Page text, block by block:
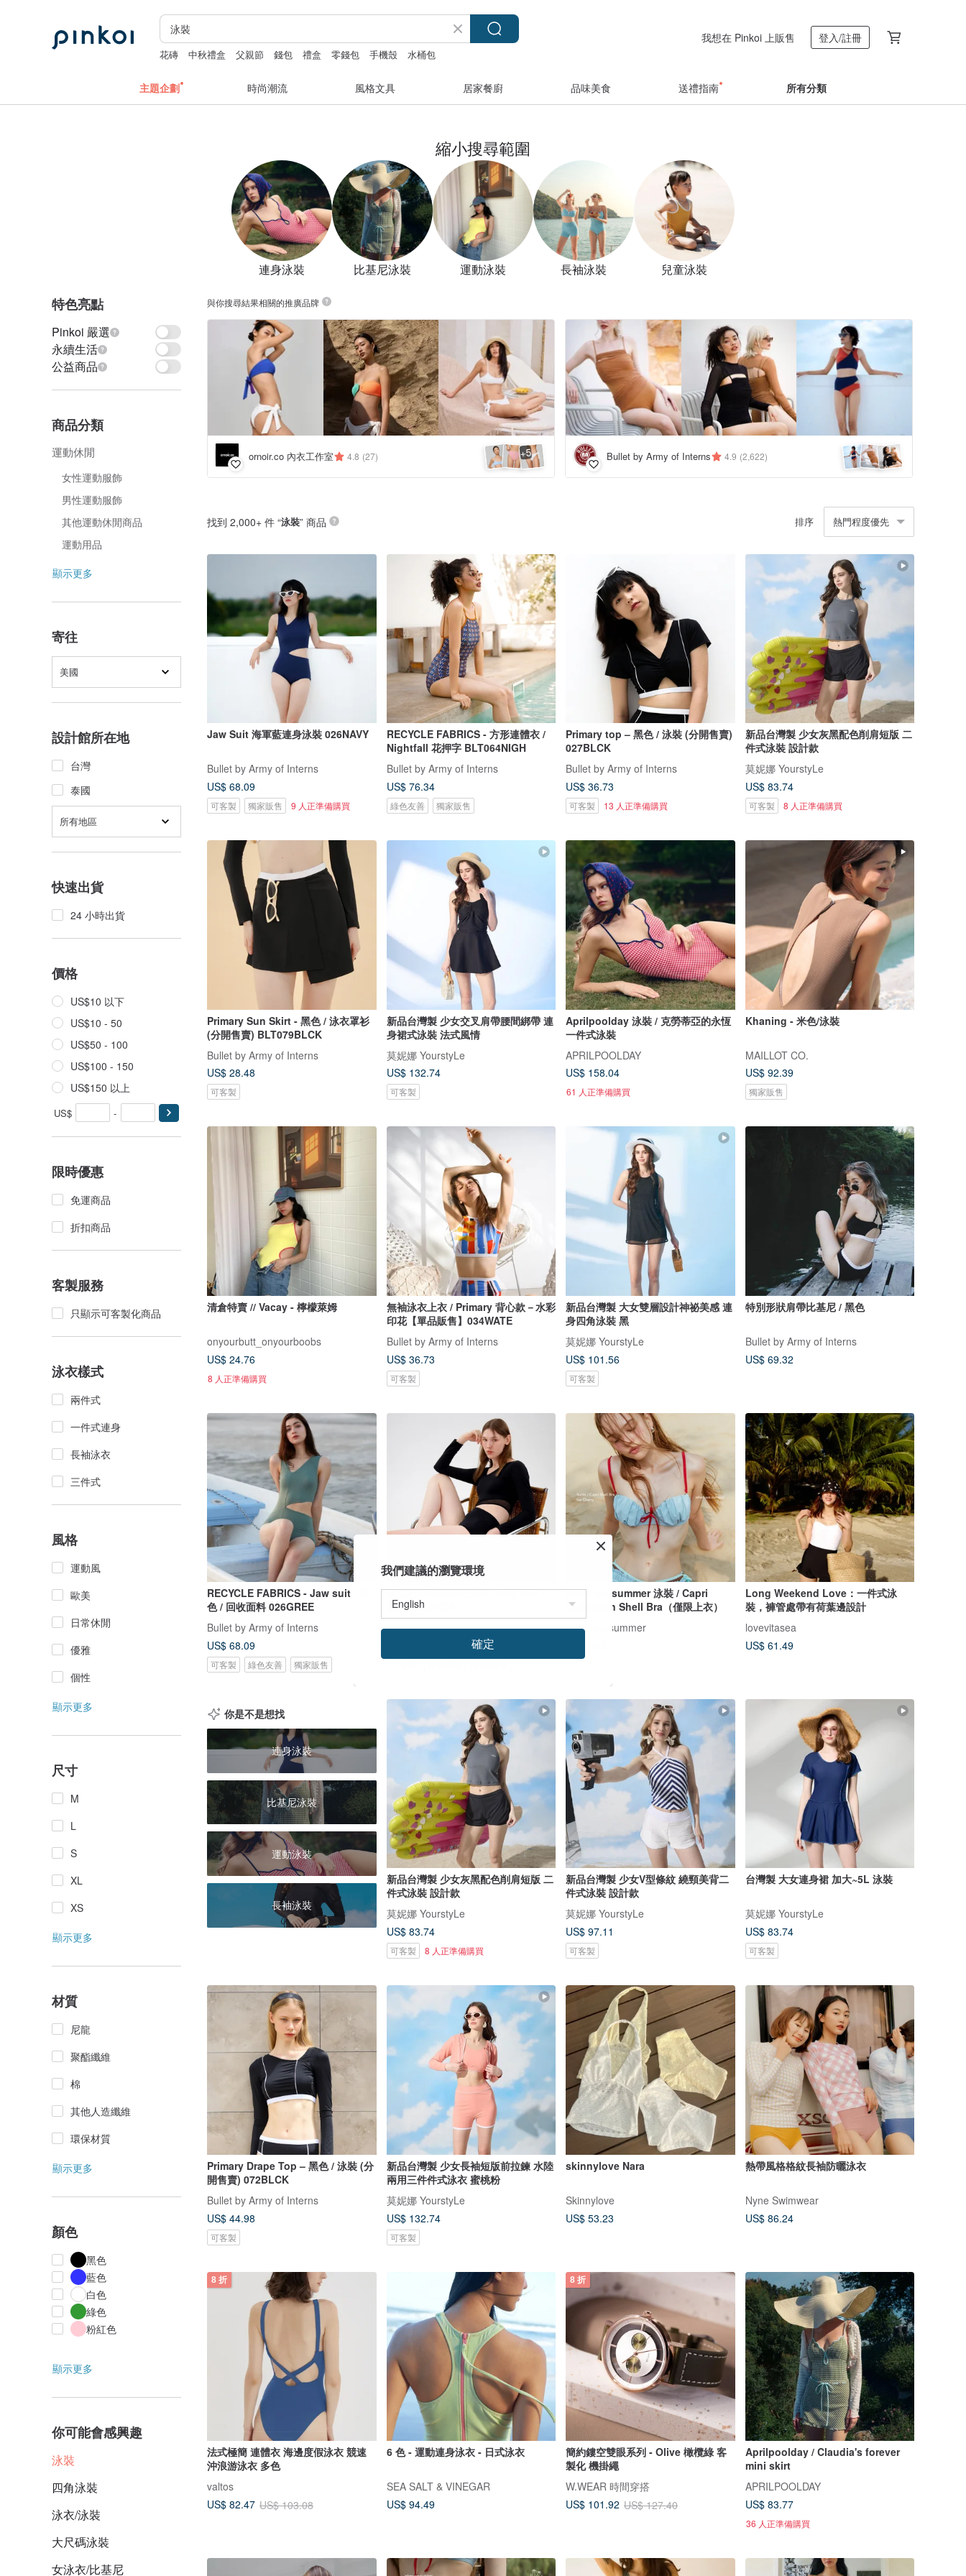
花磚 中秋禮盒 父親節 錢包 禮盒 零錢包 手機殼 水桶包
我想在 Pinkoi 上販售 登入/註冊
主題企劃 時尚潮流 風格文具 居家餐廚 品味美食 送禮指南 所有分類
縮小搜尋範圍
連身泳裝 比基尼泳裝 運動泳裝 長袖泳裝 兒童泳裝
特色亮點
Pinkoi 嚴選
永續生活
公益商品
商品分類
運動休閒
女性運動服飾
男性運動服飾
其他運動休閒商品
運動用品
顯示更多
寄往
美國
設計館所在地
台灣
泰國
所有地區
快速出貨
24 小時出貨
價格
US$10 以下
US$10 - 50
US$50 - 100
US$100 - 150
US$150 以上
US$ -
限時優惠
免運商品
折扣商品
客製服務
只顯示可客製化商品
泳衣樣式
兩件式
一件式連身
長袖泳衣
三件式
風格
運動風
歐美
日常休閒
優雅
個性
顯示更多
尺寸
M
L
S
XL
XS
顯示更多
材質
尼龍
聚酯纖維
棉
其他人造纖維
環保材質
顯示更多
顏色
黑色
藍色
白色
綠色
粉紅色
顯示更多
你可能會感興趣
泳裝
四角泳裝
泳衣/泳裝
大尺碼泳裝
女泳衣/比基尼
與你搜尋結果相關的推廣品牌
ornoir.co 內衣工作室 4.8 (27) +5 Bullet by Army of Interns 4.9 (2,622)
找到 2,000+ 件 “泳裝” 商品 排序 熱門程度優先
Jaw Suit 海軍藍連身泳裝 026NAVY
Bullet by Army of Interns
US$ 68.09
可客製 獨家販售 9 人正準備購買
RECYCLE FABRICS - 方形連體衣 /
Nightfall 花押字 BLT064NIGH
Bullet by Army of Interns
US$ 76.34
綠色友善 獨家販售
Primary top – 黑色 / 泳裝 (分開售賣)
027BLCK
Bullet by Army of Interns
US$ 36.73
可客製 13 人正準備購買
新品台灣製 少女灰黑配色削肩短版 二
件式泳裝 設計款
莫妮娜 YourstyLe
US$ 83.74
可客製 8 人正準備購買
Primary Sun Skirt - 黑色 / 泳衣罩衫
(分開售賣) BLT079BLCK
Bullet by Army of Interns
US$ 28.48
可客製
新品台灣製 少女交叉肩帶腰間綁帶 連
身裙式泳裝 法式風情
莫妮娜 YourstyLe
US$ 132.74
可客製
Aprilpoolday 泳裝 / 克勞蒂亞的永恆
一件式泳裝
APRILPOOLDAY
US$ 158.04
61 人正準備購買
Khaning - 米色/泳裝
MAILLOT CO.
US$ 92.39
獨家販售
清倉特賣 // Vacay - 檸檬萊姆
onyourbutt_onyourboobs
US$ 24.76
8 人正準備購買
無袖泳衣上衣 / Primary 背心款－水彩
印花【單品販售】034WATE
Bullet by Army of Interns
US$ 36.73
可客製
新品台灣製 大女雙層設計神祕美感 連
身四角泳裝 黑
莫妮娜 YourstyLe
US$ 101.56
可客製
特別形狀肩帶比基尼 / 黑色
Bullet by Army of Interns
US$ 69.32
RECYCLE FABRICS - Jaw suit / 綠
色 / 回收面料 026GREE
Bullet by Army of Interns
US$ 68.09
可客製 綠色友善 獨家販售
再生布料長袖連身泳衣 - Meg suit -
黑色 082BLCK
Bullet by Army of Interns
when.we.summer 泳裝 / Capri
Collection Shell Bra（僅限上衣）
when.we.summer
Long Weekend Love：一件式泳
裝，褲管處帶有荷葉邊設計
lovevitasea
US$ 61.49
你是不是想找
連身泳裝
比基尼泳裝
運動泳裝
長袖泳裝
新品台灣製 少女灰黑配色削肩短版 二
件式泳裝 設計款
莫妮娜 YourstyLe
US$ 83.74
可客製 8 人正準備購買
新品台灣製 少女V型條紋 繞頸美背二
件式泳裝 設計款
莫妮娜 YourstyLe
US$ 97.11
可客製
台灣製 大女連身裙 加大~5L 泳裝
莫妮娜 YourstyLe
US$ 83.74
可客製
Primary Drape Top – 黑色 / 泳裝 (分
開售賣) 072BLCK
Bullet by Army of Interns
US$ 44.98
可客製
新品台灣製 少女長袖短版前拉鍊 水陸
兩用三件件式泳衣 蜜桃粉
莫妮娜 YourstyLe
US$ 132.74
可客製
skinnylove Nara
Skinnylove
US$ 53.23
熱帶風格格紋長袖防曬泳衣
Nyne Swimwear
US$ 86.24
8 折
法式極簡 連體衣 海邊度假泳衣 競速
沖浪游泳衣 多色
valtos
US$ 82.47 US$ 103.08
6 色 - 運動連身泳衣 - 日式泳衣
SEA SALT & VINEGAR
US$ 94.49
8 折
簡約鏤空雙眼系列 - Olive 橄欖綠 客
製化 機掛繩
W.WEAR 時間穿搭
US$ 101.92 US$ 127.40
Aprilpoolday / Claudia's forever
mini skirt
APRILPOOLDAY
US$ 83.77
36 人正準備購買
我們建議的瀏覽環境
確定